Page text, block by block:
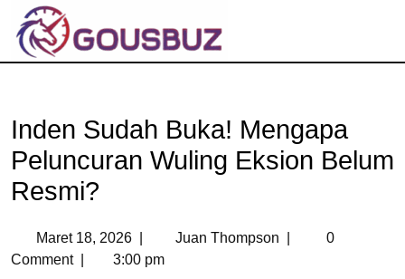
Inden Sudah Buka! Mengapa
Peluncuran Wuling Eksion Belum
Resmi?
Maret 18, 2026 Juan Thompson
0
Comment
3:00 pm